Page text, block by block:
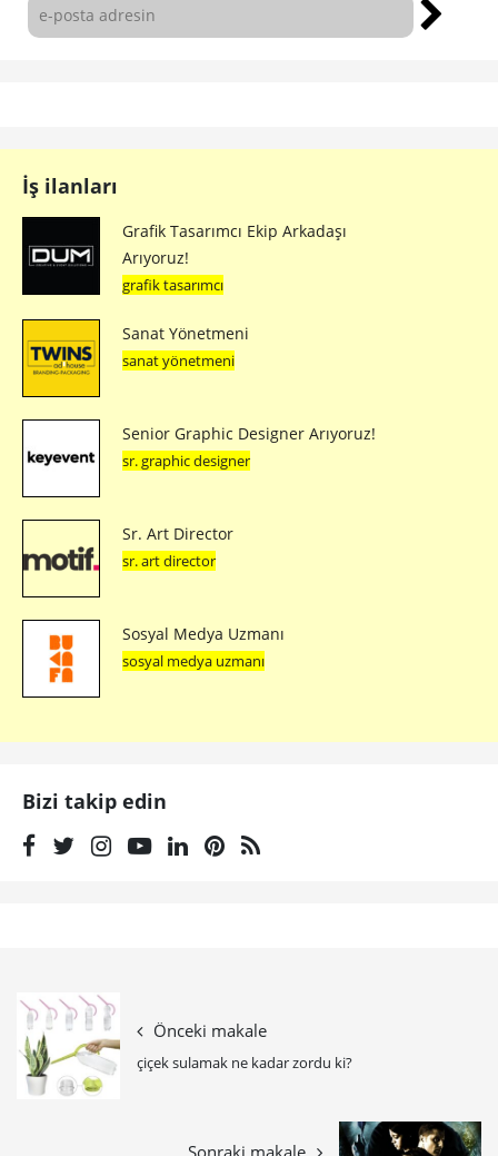
İş ilanları
Grafik Tasarımcı Ekip Arkadaşı
Arıyoruz!
grafik tasarımcı
Sanat Yönetmeni
sanat yönetmeni
Senior Graphic Designer Arıyoruz!
sr. graphic designer
Sr. Art Director
sr. art director
Sosyal Medya Uzmanı
sosyal medya uzmanı
Bizi takip edin
Önceki makale
çiçek sulamak ne kadar zordu ki?